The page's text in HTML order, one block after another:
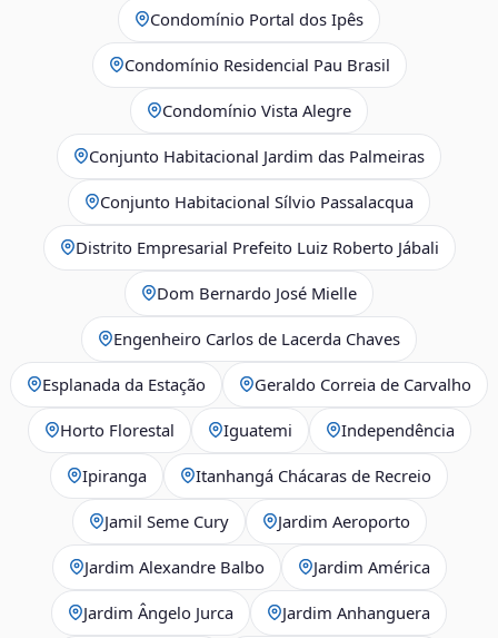
Condomínio Portal dos Ipês
Condomínio Residencial Pau Brasil
Condomínio Vista Alegre
Conjunto Habitacional Jardim das Palmeiras
Conjunto Habitacional Sílvio Passalacqua
Distrito Empresarial Prefeito Luiz Roberto Jábali
Dom Bernardo José Mielle
Engenheiro Carlos de Lacerda Chaves
Esplanada da Estação Geraldo Correia de Carvalho
Horto Florestal Iguatemi Independência
Ipiranga Itanhangá Chácaras de Recreio
Jamil Seme Cury Jardim Aeroporto
Jardim Alexandre Balbo Jardim América
Jardim Ângelo Jurca Jardim Anhanguera